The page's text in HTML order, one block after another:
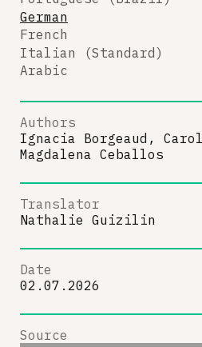
German
French
Italian (Standard)
Arabic
Authors
Ignacia Borgeaud,
Magdalena Ceballos
Translator
Nathalie Guizilin
Date
02.07.2026
Source